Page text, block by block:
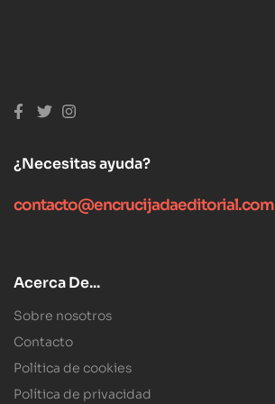
¿Necesitas ayuda?
contacto@encrucijadaeditorial.com
Acerca De...
Sobre nosotros
Contacto
Política de cookies
Política de privacidad